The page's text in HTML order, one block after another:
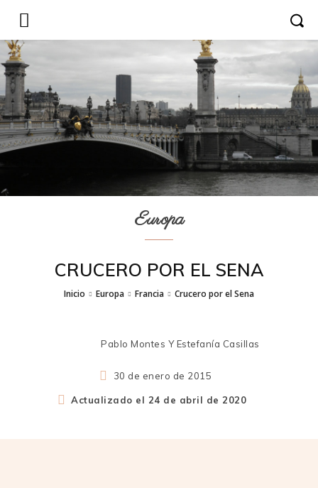
Europa
CRUCERO POR EL SENA
Inicio Europa Francia Crucero por el Sena
Pablo Montes Y Estefanía Casillas
30 de enero de 2015
Actualizado el 24 de abril de 2020